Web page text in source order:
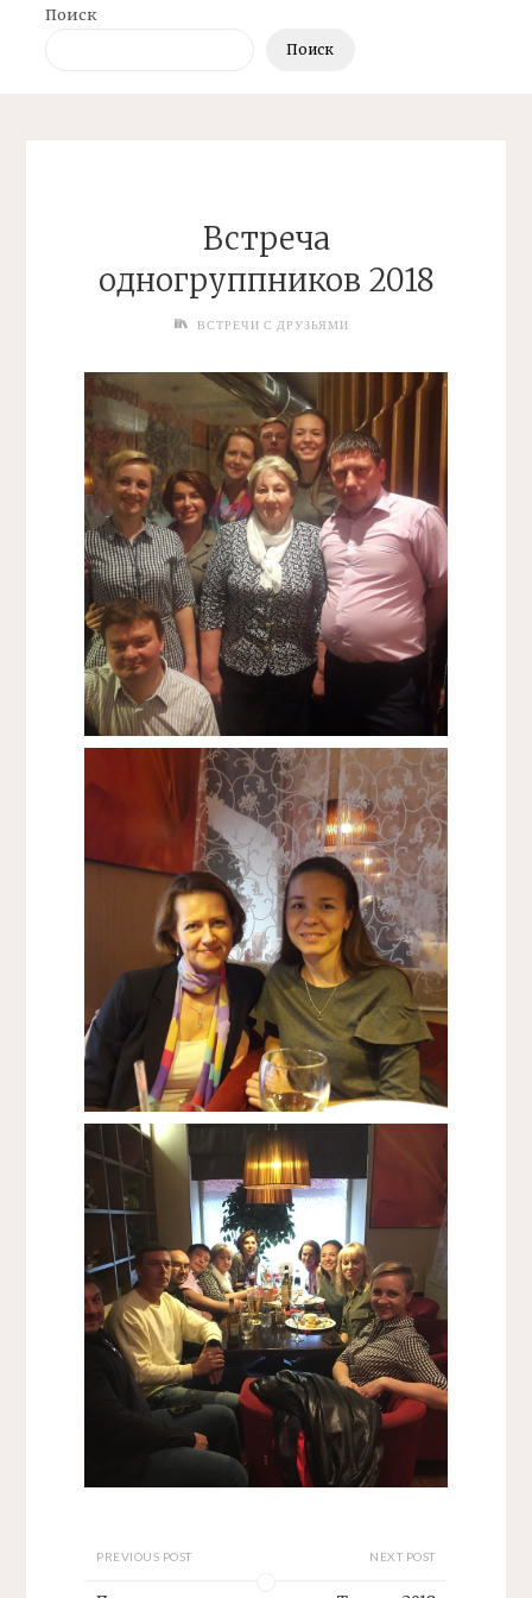
Поиск
Поиск
Встреча
одногруппников 2018
ВСТРЕЧИ С ДРУЗЬЯМИ
PREVIOUS POST NEXT POST